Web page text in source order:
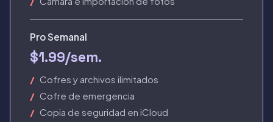
Pro Semanal
$1.99/sem.
Cofres y archivos ilimitados
Cofre de emergencia
Copia de seguridad en iCloud